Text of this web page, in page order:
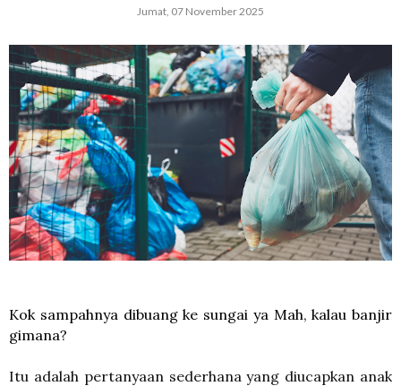
Jumat, 07 November 2025
Kok sampahnya dibuang ke sungai ya Mah, kalau banjir
gimana?
Itu adalah pertanyaan sederhana yang diucapkan anak